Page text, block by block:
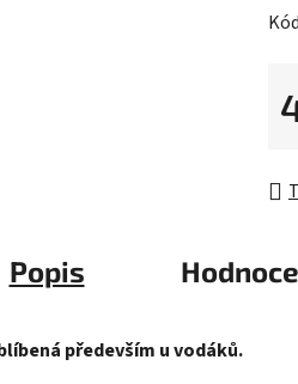
Popis
především u vodáků.